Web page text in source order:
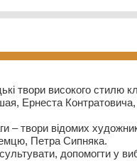
твори високого стилю
Ернеста
– твори відомих
Петра Сипняка.
допомогти у